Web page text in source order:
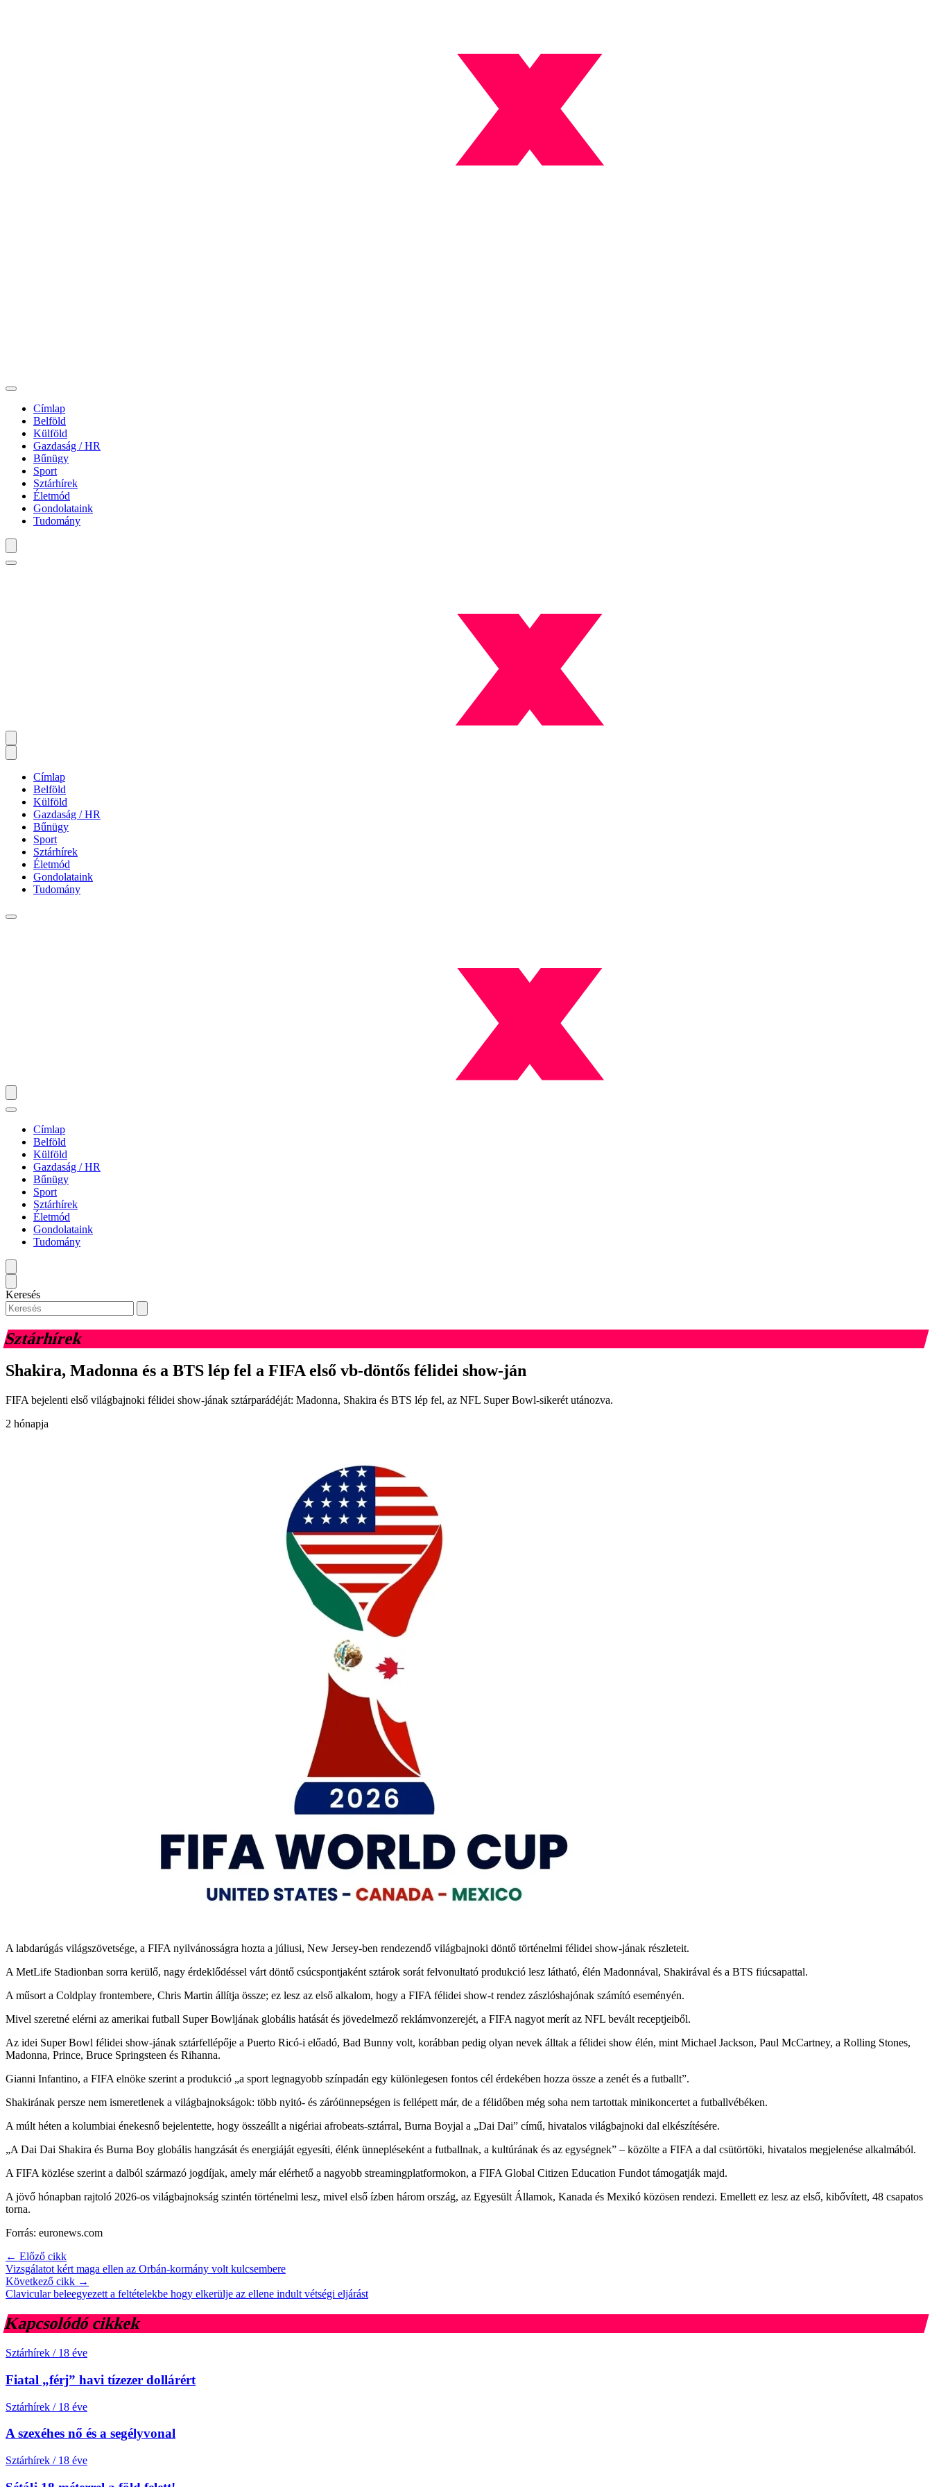
Címlap
Belföld
Külföld
Gazdaság / HR
Bűnügy
Sport
Sztárhírek
Életmód
Gondolataink
Tudomány
Címlap
Belföld
Külföld
Gazdaság / HR
Bűnügy
Sport
Sztárhírek
Életmód
Gondolataink
Tudomány
Címlap
Belföld
Külföld
Gazdaság / HR
Bűnügy
Sport
Sztárhírek
Életmód
Gondolataink
Tudomány
Keresés
Sztárhírek
Shakira, Madonna és a BTS lép fel a FIFA első vb-döntős félidei show-ján
FIFA bejelenti első világbajnoki félidei show-jának sztárparádéját: Madonna, Shakira és BTS lép fel, az NFL Super Bowl-sikerét utánozva.
2 hónapja
A labdarúgás világszövetsége, a FIFA nyilvánosságra hozta a júliusi, New Jersey-ben rendezendő világbajnoki döntő történelmi félidei show-jának részleteit.
A MetLife Stadionban sorra kerülő, nagy érdeklődéssel várt döntő csúcspontjaként sztárok sorát felvonultató produkció lesz látható, élén Madonnával, Shakirával és a BTS fiúcsapattal.
A műsort a Coldplay frontembere, Chris Martin állítja össze; ez lesz az első alkalom, hogy a FIFA félidei show-t rendez zászlóshajónak számító eseményén.
Mivel szeretné elérni az amerikai futball Super Bowljának globális hatását és jövedelmező reklámvonzerejét, a FIFA nagyot merít az NFL bevált receptjeiből.
Az idei Super Bowl félidei show-jának sztárfellépője a Puerto Ricó-i előadó, Bad Bunny volt, korábban pedig olyan nevek álltak a félidei show élén, mint Michael Jackson, Paul McCartney, a Rolling Stones,
Madonna, Prince, Bruce Springsteen és Rihanna.
Gianni Infantino, a FIFA elnöke szerint a produkció „a sport legnagyobb színpadán egy különlegesen fontos cél érdekében hozza össze a zenét és a futballt”.
Shakirának persze nem ismeretlenek a világbajnokságok: több nyitó- és záróünnepségen is fellépett már, de a félidőben még soha nem tartottak minikoncertet a futballvébéken.
A múlt héten a kolumbiai énekesnő bejelentette, hogy összeállt a nigériai afrobeats-sztárral, Burna Boyjal a „Dai Dai” című, hivatalos világbajnoki dal elkészítésére.
„A Dai Dai Shakira és Burna Boy globális hangzását és energiáját egyesíti, élénk ünnepléseként a futballnak, a kultúrának és az egységnek” – közölte a FIFA a dal csütörtöki, hivatalos megjelenése alkalmából.
A FIFA közlése szerint a dalból származó jogdíjak, amely már elérhető a nagyobb streamingplatformokon, a FIFA Global Citizen Education Fundot támogatják majd.
A jövő hónapban rajtoló 2026-os világbajnokság szintén történelmi lesz, mivel első ízben három ország, az Egyesült Államok, Kanada és Mexikó közösen rendezi. Emellett ez lesz az első, kibővített, 48 csapatos
torna.
Forrás: euronews.com
← Előző cikk
Vizsgálatot kért maga ellen az Orbán-kormány volt kulcsembere
Következő cikk →
Clavicular beleegyezett a feltételekbe hogy elkerülje az ellene indult vétségi eljárást
Kapcsolódó cikkek
Sztárhírek / 18 éve
Fiatal „férj” havi tízezer dollárért
Sztárhírek / 18 éve
A szexéhes nő és a segélyvonal
Sztárhírek / 18 éve